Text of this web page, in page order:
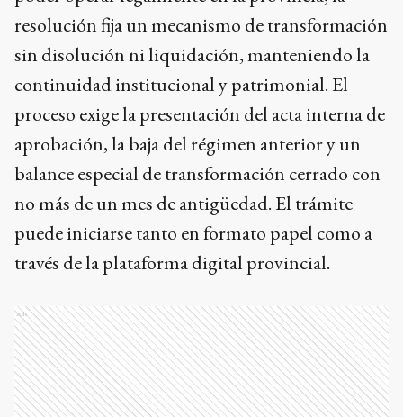
resolución fija un mecanismo de transformación
sin disolución ni liquidación, manteniendo la
continuidad institucional y patrimonial. El
proceso exige la presentación del acta interna de
aprobación, la baja del régimen anterior y un
balance especial de transformación cerrado con
no más de un mes de antigüedad. El trámite
puede iniciarse tanto en formato papel como a
través de la plataforma digital provincial.
Ads